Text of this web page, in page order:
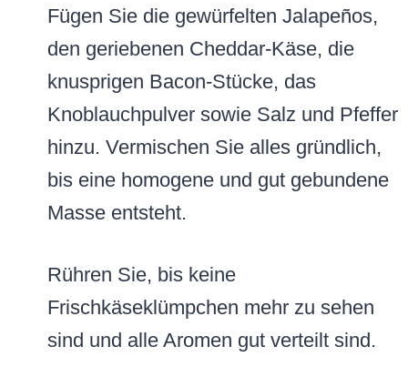
Fügen Sie die gewürfelten Jalapeños,
den geriebenen Cheddar-Käse, die
knusprigen Bacon-Stücke, das
Knoblauchpulver sowie Salz und Pfeffer
hinzu. Vermischen Sie alles gründlich,
bis eine homogene und gut gebundene
Masse entsteht.
Rühren Sie, bis keine
Frischkäseklümpchen mehr zu sehen
sind und alle Aromen gut verteilt sind.